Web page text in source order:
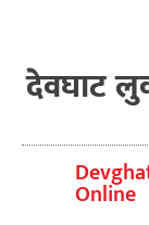
देवघाट
Online